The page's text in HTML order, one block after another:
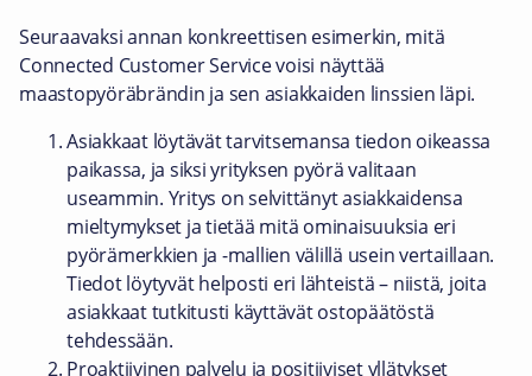
Seuraavaksi annan konkreettisen esimerkin, mitä
Connected Customer Service voisi näyttää
maastopyöräbrändin ja sen asiakkaiden linssien läpi.
Asiakkaat löytävät tarvitsemansa tiedon oikeassa
paikassa, ja siksi yrityksen pyörä valitaan
useammin. Yritys on selvittänyt asiakkaidensa
mieltymykset ja tietää mitä ominaisuuksia eri
pyörämerkkien ja -mallien välillä usein vertaillaan.
Tiedot löytyvät helposti eri lähteistä – niistä, joita
asiakkaat tutkitusti käyttävät ostopäätöstä
tehdessään.
Proaktiivinen palvelu ja positiiviset yllätykset